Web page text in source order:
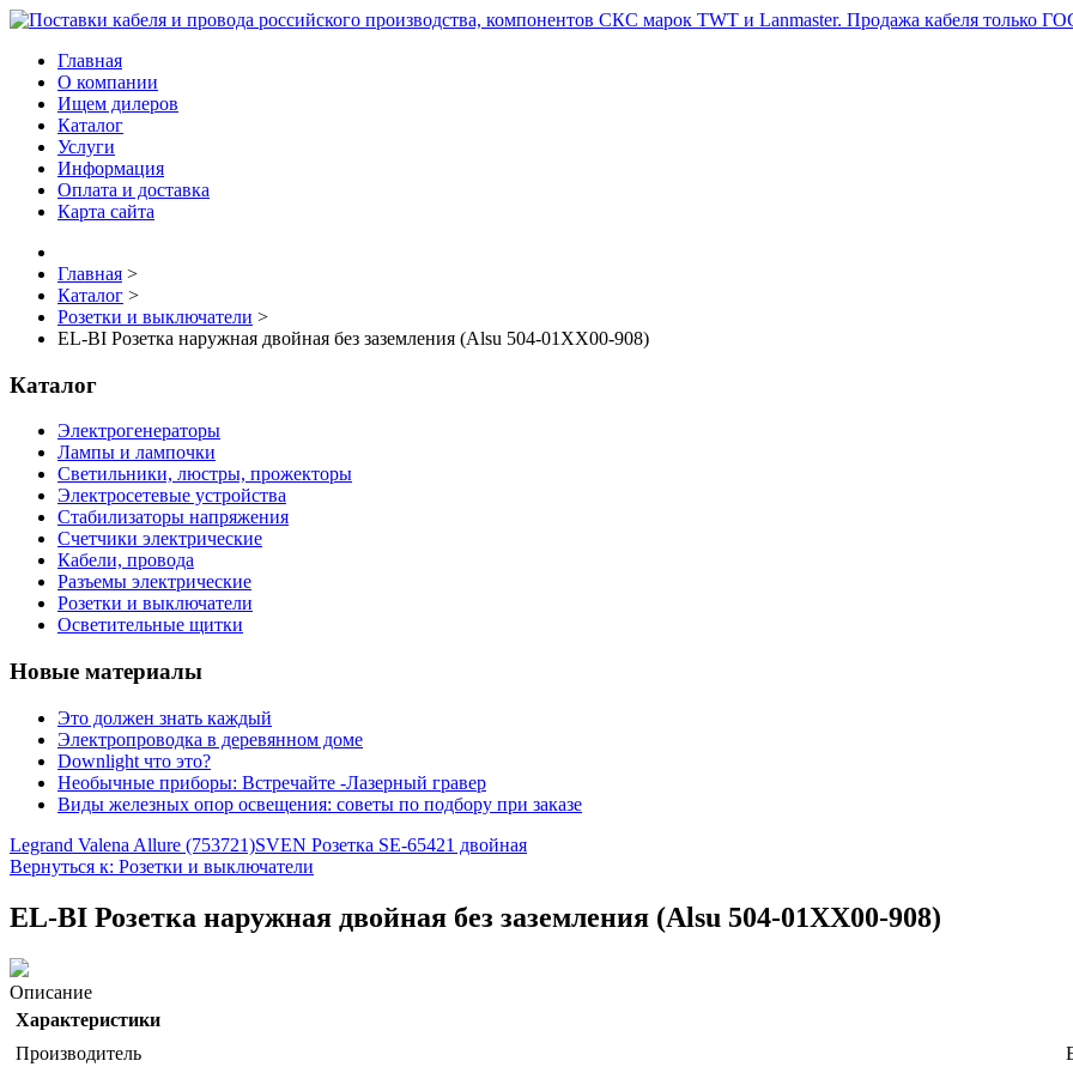
Главная
О компании
Ищем дилеров
Каталог
Услуги
Информация
Оплата и доставка
Карта сайта
Главная >
Каталог >
Розетки и выключатели >
EL-BI Розетка наружная двойная без заземления (Alsu 504-01XX00-908)
Каталог
Электрогенераторы
Лампы и лампочки
Светильники, люстры, прожекторы
Электросетевые устройства
Стабилизаторы напряжения
Счетчики электрические
Кабели, провода
Разъемы электрические
Розетки и выключатели
Осветительные щитки
Новые материалы
Это должен знать каждый
Электропроводка в деревянном доме
Downlight что это?
Необычные приборы: Встречайте -Лазерный гравер
Виды железных опор освещения: советы по подбору при заказе
Legrand Valena Allure (753721)SVEN Розетка SE-65421 двойная
Вернуться к: Розетки и выключатели
EL-BI Розетка наружная двойная без заземления (Alsu 504-01XX00-908)
Описание
Характеристики
Производитель